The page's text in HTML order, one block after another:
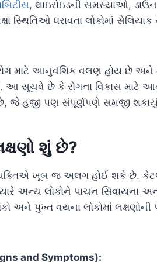
, થાઇરોઇડની સમસ્યાઓ,
સ્થિતિઓ ધરાવતા લોકોમાં
માટે આનુવંશિક વલણ હોય છે
સૂચવે છે કે રોગના વિકાસ માટે
જે હજી પણ સંપૂર્ણપણે સમજી
શું છે?
ખૂબ જ અલગ હોઈ શકે છે.
અન્ય લોકોને પાચન સિવાયના
અને પુખ્ત વયના લોકોમાં
and Symptoms):